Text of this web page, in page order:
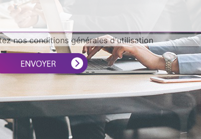
nos conditions générales d'utilisation